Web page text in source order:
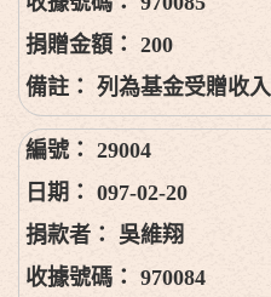
200
列為基金受贈收入
29004
097-02-20
吳維翔
970084